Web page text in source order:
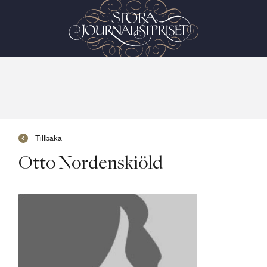
Otto Nordenskiöld
Tillbaka